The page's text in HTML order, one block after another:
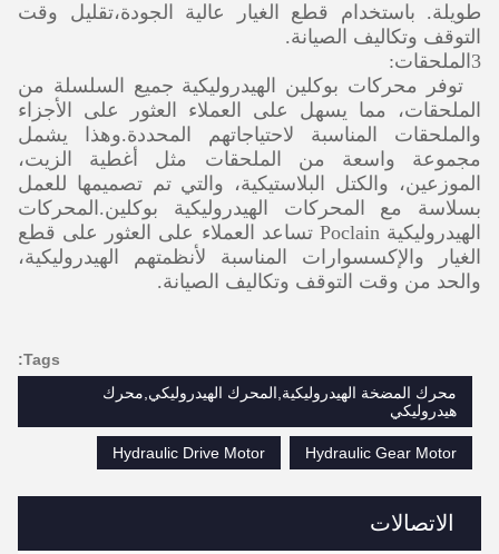
الاتصالات
طويلة. باستخدام قطع الغيار عالية الجودة،تقليل وقت
التوقف وتكاليف الصيانة.
3الملحقات:
توفر محركات بوكلين الهيدروليكية جميع السلسلة من
الملحقات، مما يسهل على العملاء العثور على الأجزاء
والملحقات المناسبة لاحتياجاتهم المحددة.وهذا يشمل
مجموعة واسعة من الملحقات مثل أغطية الزيت،
الموزعين، والكتل البلاستيكية، والتي تم تصميمها للعمل
بسلاسة مع المحركات الهيدروليكية بوكلين.المحركات
الهيدروليكية Poclain تساعد العملاء على العثور على قطع
الغيار والإكسسوارات المناسبة لأنظمتهم الهيدروليكية،
والحد من وقت التوقف وتكاليف الصيانة.
Tags:
محرك المضخة الهيدروليكية,المحرك الهيدروليكي,محرك
هيدروليكي
Hydraulic Gear Motor
Hydraulic Drive Motor